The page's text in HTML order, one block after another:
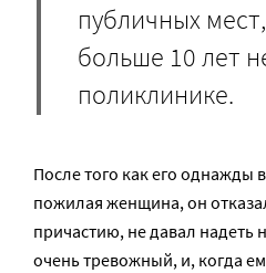
публичных
больше 10 лет
поликлинике.
После того как его однажды
пожилая женщина, он
причастию, не давал надеть
очень тревожный, и, когда